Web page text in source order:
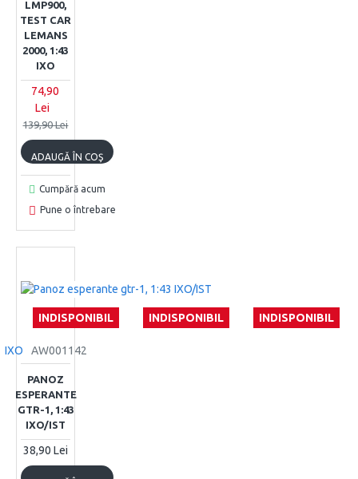
LMP900,
TEST CAR
LEMANS
2000, 1:43
IXO
74,90
Lei
139,90 Lei
ADAUGĂ ÎN COŞ
Cumpără acum
Pune o întrebare
INDISPONIBIL INDISPONIBIL INDISPONIBIL
IXO AW001142
PANOZ
ESPERANTE
GTR-1, 1:43
IXO/IST
38,90 Lei